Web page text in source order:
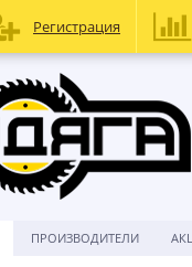
ПРОИЗВОДИТЕЛИ
Регистрация